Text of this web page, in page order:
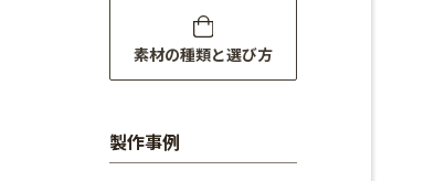
素材の種類と選び方
製作事例